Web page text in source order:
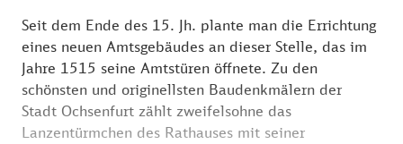
Seit dem Ende des 15. Jh. plante man die Errichtung
eines neuen Amtsgebäudes an dieser Stelle, das im
Jahre 1515 seine Amtstüren öffnete. Zu den
schönsten und originellsten Baudenkmälern der
Stadt Ochsenfurt zählt zweifelsohne das
Lanzentürmchen des Rathauses mit seiner